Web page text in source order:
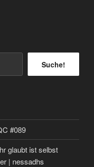
Suche!
#089
glaubt ist selbst
| nessadhs